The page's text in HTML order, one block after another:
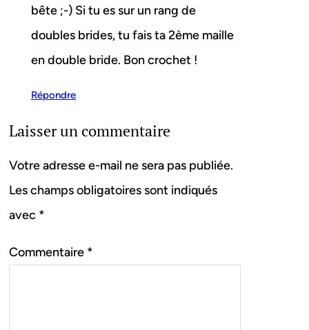
bête ;-) Si tu es sur un rang de
doubles brides, tu fais ta 2ème maille
en double bride. Bon crochet !
Répondre
Laisser un commentaire
Votre adresse e-mail ne sera pas publiée.
Les champs obligatoires sont indiqués
avec *
Commentaire *